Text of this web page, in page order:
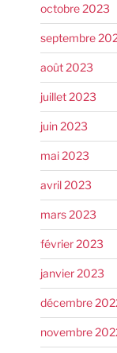
octobre 2023
septembre
août 2023
juillet 2023
juin 2023
mai 2023
avril 2023
mars 2023
février 2023
janvier 2023
décembre
novembre